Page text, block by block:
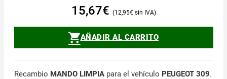
15,67€ 12,95€
AÑADIR AL CARRITO
Recambio MANDO LIMPIApara el vehículo PEUGEOT 309.